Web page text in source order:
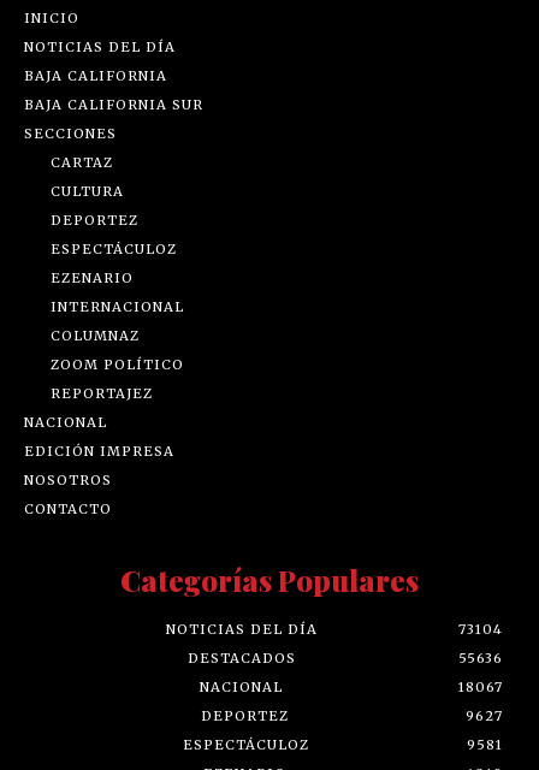
INICIO
NOTICIAS DEL DÍA
BAJA CALIFORNIA
BAJA CALIFORNIA SUR
SECCIONES
CARTAZ
CULTURA
DEPORTEZ
ESPECTÁCULOZ
EZENARIO
INTERNACIONAL
COLUMNAZ
ZOOM POLÍTICO
REPORTAJEZ
NACIONAL
EDICIÓN IMPRESA
NOSOTROS
CONTACTO
Categorías Populares
NOTICIAS DEL DÍA
73104
DESTACADOS
55636
NACIONAL
18067
DEPORTEZ
9627
ESPECTÁCULOZ
9581